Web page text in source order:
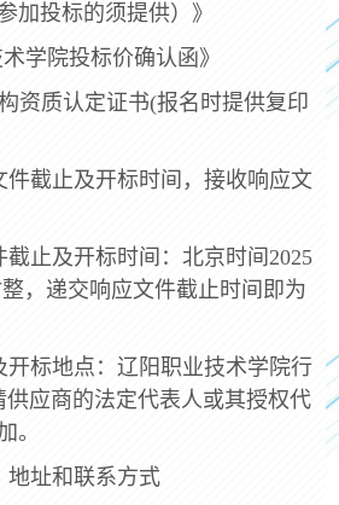
加投标的须提供）》
学院投标价确认函》
资质认定证书(报名时提供复印
件截止及开标时间，接收响应文
截止及开标时间：北京时间2025
，递交响应文件截止时间即为
开标地点：辽阳职业技术学院行
供应商的法定代表人或其授权代
。
地址和联系方式